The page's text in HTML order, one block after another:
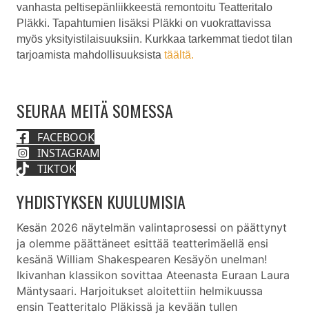
vanhasta peltisepänliikkeestä remontoitu Teatteritalo
Pläkki. Tapahtumien lisäksi Pläkki on vuokrattavissa
myös yksityistilaisuuksiin. Kurkkaa tarkemmat tiedot tilan
tarjoamista mahdollisuuksista täältä.
SEURAA MEITÄ SOMESSA
FACEBOOK
INSTAGRAM
TIKTOK
YHDISTYKSEN KUULUMISIA
Kesän 2026 näytelmän valintaprosessi on päättynyt
ja olemme päättäneet esittää teatterimäellä ensi
kesänä William Shakespearen Kesäyön unelman!
Ikivanhan klassikon sovittaa Ateenasta Euraan Laura
Mäntysaari. Harjoitukset aloitettiin helmikuussa
ensin Teatteritalo Pläkissä ja kevään tullen